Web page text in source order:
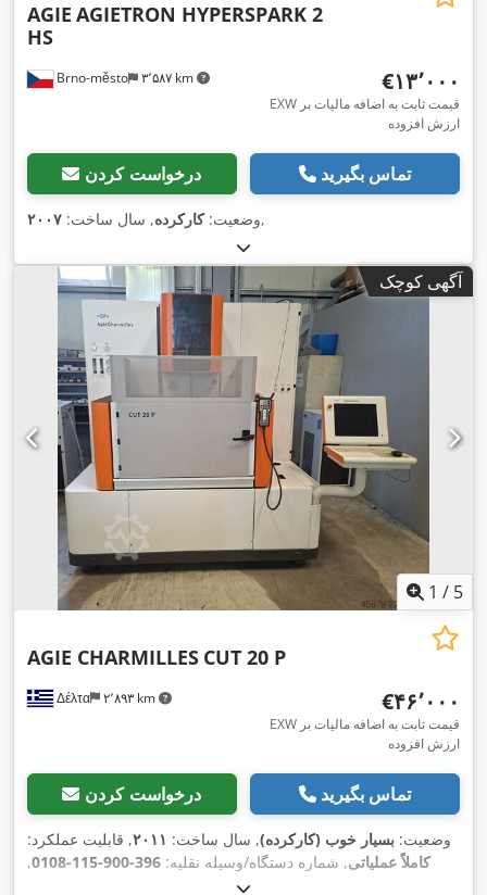
Brno-město ۳٬۵۸۷ km
AGIE AGIETRON HYPERSPARK 2
HS
‎€۱۳٬۰۰۰
EXW قیمت ثابت به اضافه مالیات بر
ارزش افزوده
درخواست کردن تماس بگیرید
وضعیت:کارکرده, سال ساخت: ۲۰۰۷ ,
آگهی کوچک
1 / 5
Δέλτα ۲٬۸۹۳ km
AGIE CHARMILLES CUT 20 P
‎€۴۶٬۰۰۰
EXW قیمت ثابت به اضافه مالیات بر
ارزش افزوده
درخواست کردن تماس بگیرید
وضعیت: بسیار خوب (کارکرده), سال ساخت: ۲۰۱۱, قابلیت عملکرد:
کاملاً عملیاتی, شماره دستگاه/وسیله نقلیه: 396-900-115-0108
,
۲٬۸۹۰ کیلوگرم